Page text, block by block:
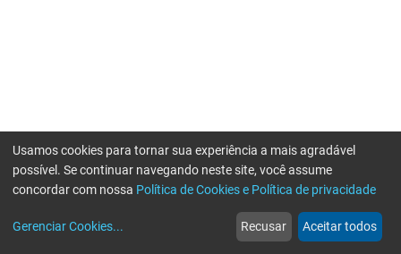
web
Notícias
more_horiz
Mais
Usamos cookies para tornar sua experiência a mais agradável
possível. Se continuar navegando neste site, você assume
concordar com nossa Política de Cookies e Política de privacidade
Gerenciar Cookies... Recusar Aceitar todos
Erro ao enviar informações, por favor tente novamente